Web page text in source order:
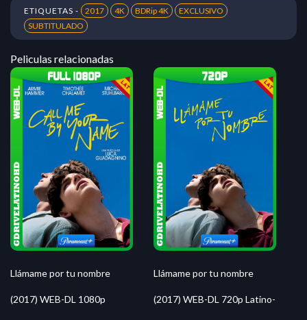
ETIQUETAS - 2017 4K BDRip 4K
EXCLUSIVO
SUBTITULADO
Peliculas relacionadas
Llámame por tu nombre
(2017) WEB-DL 1080p
Llámame por tu nombre
(2017) WEB-DL 720p Latino-